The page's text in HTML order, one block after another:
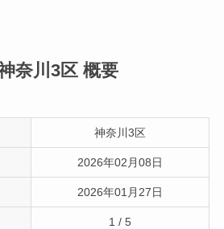
奈川3区 概要
神奈川3区
2026年02月08日
2026年01月27日
1 / 5